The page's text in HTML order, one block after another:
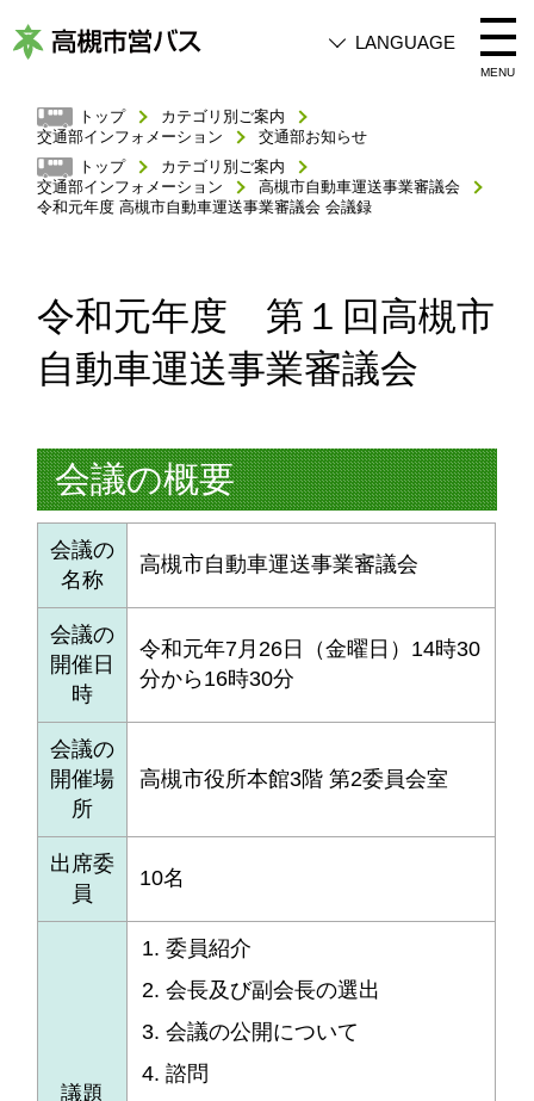
槻
市
営
バ
LANGUAGE
MENU
トップ
カテゴリ別ご案内
交通部インフォメーション
交通部お知らせ
トップ
カテゴリ別ご案内
交通部インフォメーション
高槻市自動車運送事業審議会
令和元年度 高槻市自動車運送事業審議会 会議録
令和元年度 第１回高槻市
自動車運送事業審議会
会議の概要
会議の
名称
高槻市自動車運送事業審議会
会議の
開催日
時
令和元年7月26日（金曜日）14時30
分から16時30分
会議の
開催場
所
高槻市役所本館3階 第2委員会室
出席委
員
10名
議題
委員紹介
会長及び副会長の選出
会議の公開について
諮問